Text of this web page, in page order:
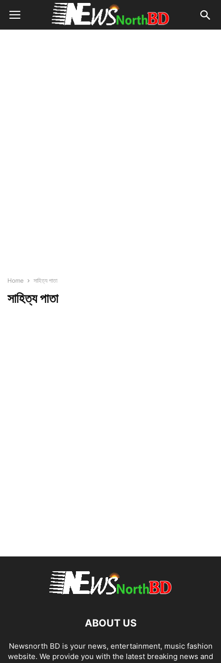
Home সাহিত্য পাতা
সাহিত্য পাতা
ABOUT US
Newsnorth BD is your news, entertainment, music fashion
website. We provide you with the latest breaking news and